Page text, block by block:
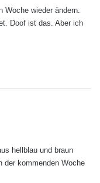
wieder ändern.
Doof ist das. Aber ich
hellblau und braun
der kommenden Woche